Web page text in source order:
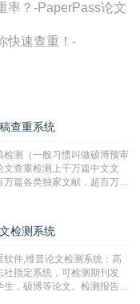
率？-PaperPass论文
快速查重！-
查重系统
检测（一般习惯叫做硕博预审
文查重检测上千万篇中文文
万篇各类独家文献，超百万港
测硕博论文的系统，检测范围
来源真实，检测算法合理!本
万）
检测系统
软件,维普论文检测系统：高
社指定系统，可检测期刊发
生，硕博等论文。检测报告支